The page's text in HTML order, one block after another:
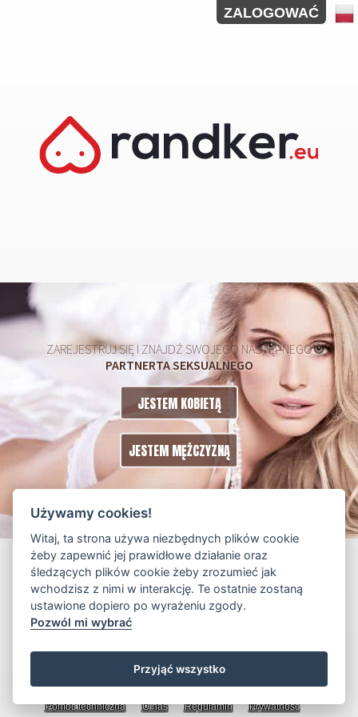
ZALOGOWAĆ
ZAREJESTRUJ SIĘ I ZNAJDŹ SWOJEGO NASTĘPNEGO
PARTNERTA SEKSUALNEGO
JESTEM KOBIETĄ
JESTEM MĘŻCZYZNĄ
© 2017 - 2026 randker.eu
Pomoc techniczna
O nas Regulamin Prywatność
Używamy cookies!
Witaj, ta strona używa niezbędnych plików cookie
żeby zapewnić jej prawidłowe działanie oraz
śledzących plików cookie żeby zrozumieć jak
wchodzisz z nimi w interakcję. Te ostatnie zostaną
ustawione dopiero po wyrażeniu zgody.
Pozwól mi wybrać
Przyjąć wszystko